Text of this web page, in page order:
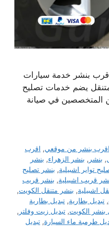
بنشر خدمة سيارات
نحن نوفر لكم بنشر متنقل يضم خدمات تصليح
المتخصصين في صيانة
اقرب بنشر من موقعي, اقرب
, بنشر , بنشر الزهراء, بنشر
تواير اشبيلية, بنشر تصليح
قريب اشبيلية, بنشر قريب
اشبيلية, بنشر متنقل الكويت,
, تبديل بطارية, تبديل بطارية
بنشر الكويت, تبديل زيت وفلتر ,
طرمبة ماء السيارة, تبديل